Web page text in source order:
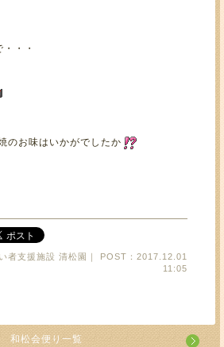
・・
のお味はいかがでしたか
者支援施設 清松園｜ POST：2017.12.01
11:05
和松会便り一覧